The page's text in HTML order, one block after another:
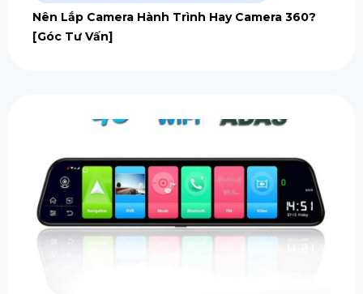
Nên Lắp Camera Hành Trình Hay Camera 360?
[Góc Tư Vấn]